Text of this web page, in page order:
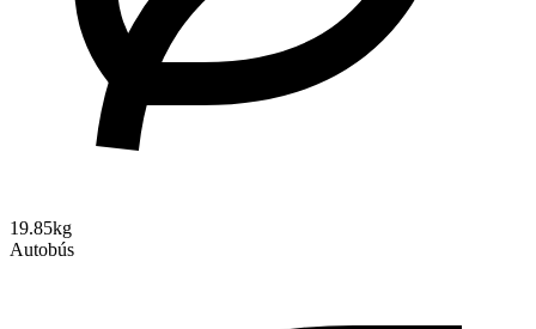
19.85kg
Autobús